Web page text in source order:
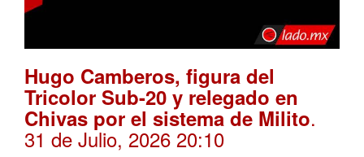
Hugo Camberos, figura del
Tricolor Sub-20 y relegado en
Chivas por el sistema de Milito.
31 de Julio, 2026 20:10